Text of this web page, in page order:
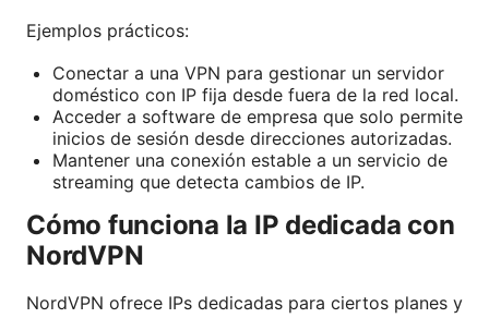
Ejemplos prácticos:
Conectar a una VPN para gestionar un servidor
doméstico con IP fija desde fuera de la red local.
Acceder a software de empresa que solo permite
inicios de sesión desde direcciones autorizadas.
Mantener una conexión estable a un servicio de
streaming que detecta cambios de IP.
Cómo funciona la IP dedicada con
NordVPN
NordVPN ofrece IPs dedicadas para ciertos planes y